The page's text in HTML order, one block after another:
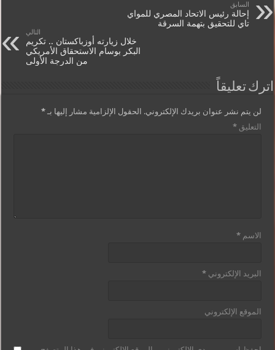
السابق
إحالة رئيس الاتحاد المصري للمواي
تاي للتحقيق بتهمة السرقة
التالي
خلال زيارته أوزباكستان .. تكريم
البكر بوسام الاستحقاق الأمريكي
من الدرجة الأولى
اترك تعليقاً
لن يتم نشر عنوان بريدك الإلكتروني. الحقول الإلزامية مشار إليها بـ*
التعليق*
الاسم*
البريد الإلكتروني*
الموقع الإلكتروني